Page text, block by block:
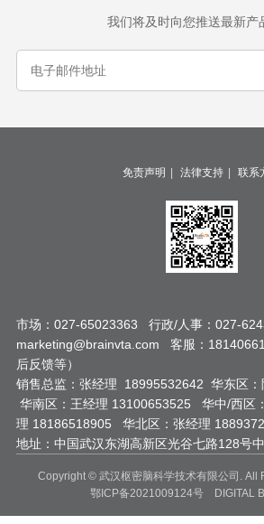
我们将及时向您推送最新产
免责声明 法律支持 联系
市场：027-65023363 行政/人事：027-
marketing@brainvta.com 客服：
后反馈等）
销售总监：张经理 18995532642 华东区
华南区：王经理 13100653525 华中/西区
理 18186518905 华北区：张经理
地址：中国武汉东湖高新区光谷七路128号
Copyright © 武汉枢密脑科学技术有限公司. All
鄂ICP备2021009124号DIGITAL